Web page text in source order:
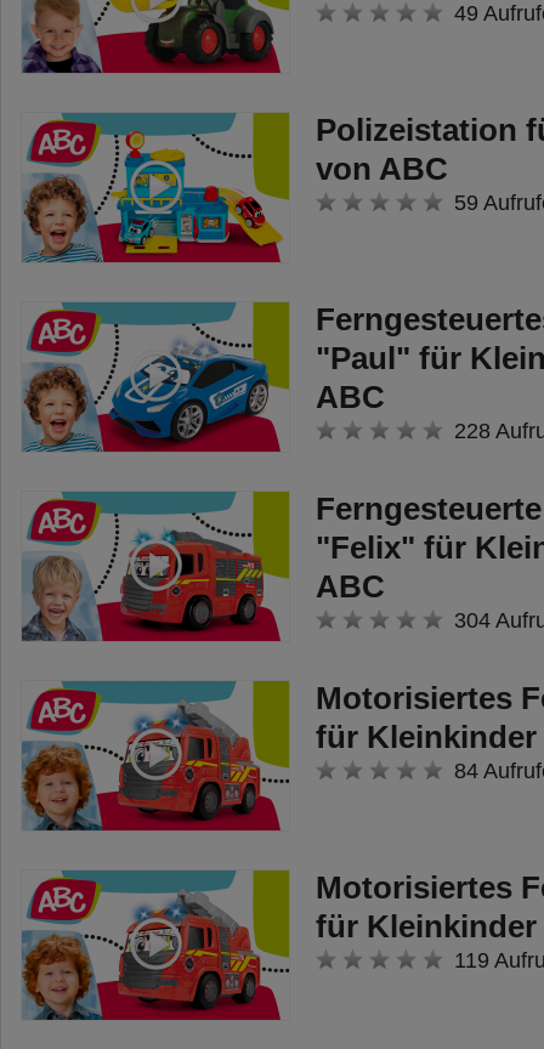
49
Polizeistation
von ABC
59
"Paul" für
ABC
228
"Felix" für
ABC
304
Motorisiertes
für Kleinkinder
84
Motorisiertes
für Kleinkinder
119